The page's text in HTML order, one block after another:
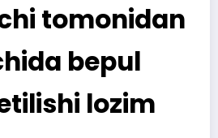
tomonidan
bepul
lozim